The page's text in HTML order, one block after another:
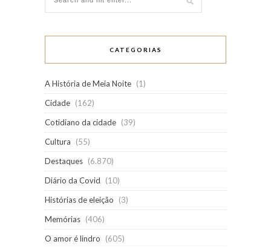
CATEGORIAS
A História de Meia Noite (1)
Cidade (162)
Cotidiano da cidade (39)
Cultura
(55)
Destaques (6.870)
Diário da Covid
(10)
Histórias de eleição
(3)
Memórias (406)
O amor é lindro
(605)